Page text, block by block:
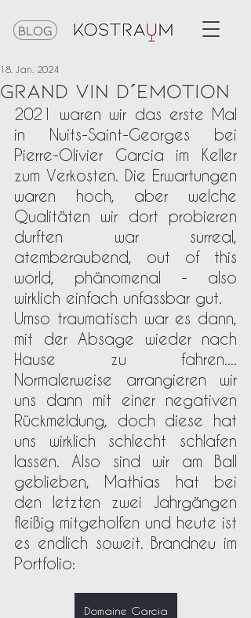
Blog
Grand Vin d´Emotion
18. Jan. 2024
2021 waren wir das erste Mal
in Nuits-Saint-Georges bei
Pierre-Olivier Garcia im Keller
zum Verkosten. Die Erwartungen
waren hoch, aber welche
Qualitäten wir dort probieren
durften war surreal,
atemberaubend, out of this
world, phänomenal - also
wirklich einfach unfassbar gut.
Umso traumatisch war es dann,
mit der Absage wieder nach
Hause zu fahren....
Normalerweise arrangieren wir
uns dann mit einer negativen
Rückmeldung, doch diese hat
uns wirklich schlecht schlafen
lassen. Also sind wir am Ball
geblieben, Mathias hat bei
den letzten zwei Jahrgängen
fleißig mitgeholfen und heute ist
es endlich soweit. Brandneu im
Portfolio:
Domaine Garcia